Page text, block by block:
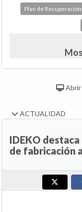
Plan de Recuperación
Abrir
ACTUALIDAD
IDEKO
de fabricación